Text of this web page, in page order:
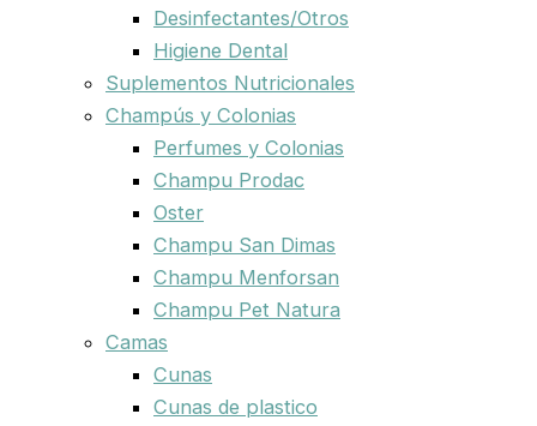
Desinfectantes/Otros
Higiene Dental
Suplementos Nutricionales
Champús y Colonias
Perfumes y Colonias
Champu Prodac
Oster
Champu San Dimas
Champu Menforsan
Champu Pet Natura
Camas
Cunas
Cunas de plastico